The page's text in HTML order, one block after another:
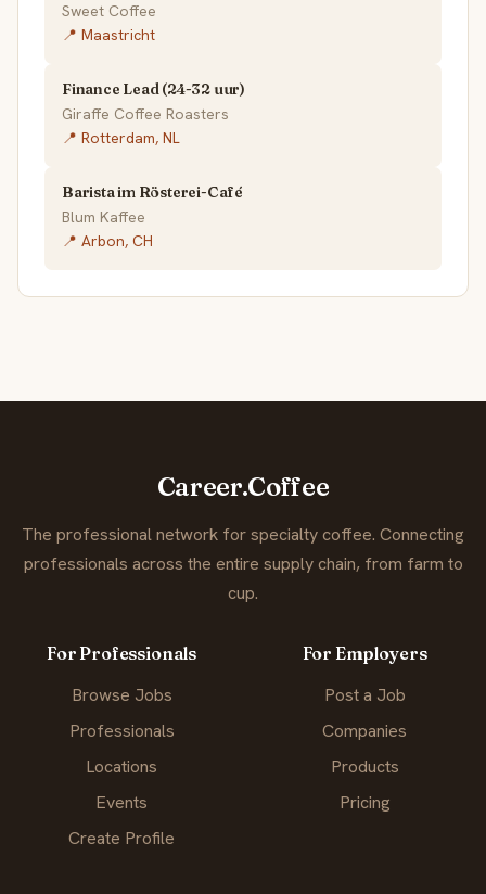
Sweet Coffee
📍 Maastricht
Finance Lead (24-32 uur)
Giraffe Coffee Roasters
📍 Rotterdam, NL
Barista im Rösterei-Café
Blum Kaffee
📍 Arbon, CH
Career.Coffee
The professional network for specialty coffee. Connecting
professionals across the entire supply chain, from farm to
cup.
For Professionals
Browse Jobs
Professionals
Locations
Events
Create Profile
For Employers
Post a Job
Companies
Products
Pricing